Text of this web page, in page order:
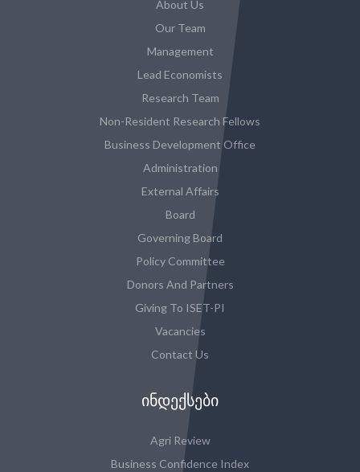
About Us
Our Team
Management
Lead Economists
Research Team
Non-Resident Research Fellows
Business Development Office
Administration
External Affairs
Board
Governing Board
Policy Committee
Donors And Partners
Giving To ISET-PI
Vacancies
Contact Us
ᲘᲜᲓᲔᲥᲡᲔᲑᲘ
Agri Review
Business Confidence Index